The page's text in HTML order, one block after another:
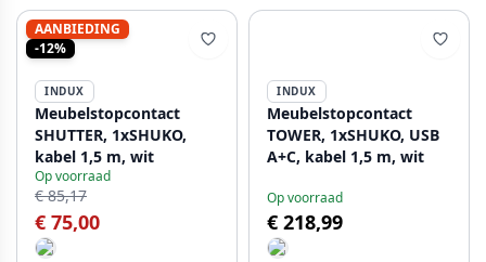
AANBIEDING
-12%
INDUX
Meubelstopcontact
SHUTTER, 1xSHUKO,
kabel 1,5 m, wit
Op voorraad
€ 85,17
€ 75,00
INDUX
Meubelstopcontact
TOWER, 1xSHUKO, USB
A+C, kabel 1,5 m, wit
Op voorraad
€ 218,99